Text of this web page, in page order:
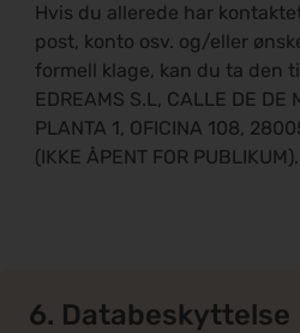
Hvis du allerede har
post, konto osv. og/eller
formell klage, kan du ta den
EDREAMS S.L, CALLE DE DE
PLANTA 1, OFICINA 108,
(IKKE ÅPENT FOR PUBLIKUM).
6. Databeskyttelse